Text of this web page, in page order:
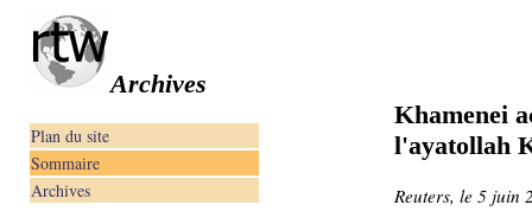
Archives
Plan du site
Sommaire
Archives
Khamenei
l'ayatollah
Reuters, le 5 juin